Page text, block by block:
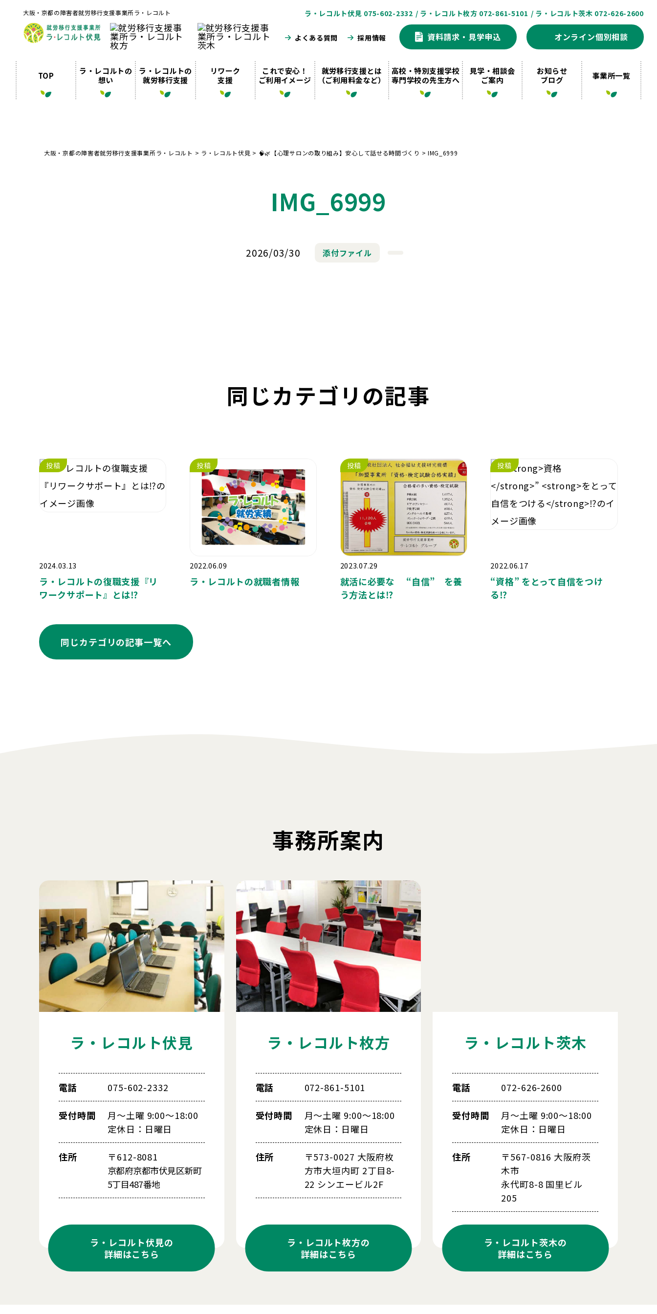
大阪・京都の障害者就労移行支援事業所ラ・レコルト ラ・レコルト伏見 075-602-2332 / ラ・レコルト枚方 072-861-5101 / ラ・レコルト茨木 072-626-2600
よくある質問 採用情報 資料請求・見学申込 オンライン個別相談
TOP
ラ・レコルトの
想い
ラ・レコルトの
就労移行支援
リワーク
支援
これで安心！
ご利用イメージ
就労移行支援とは
（ご利用料金など）
高校・特別支援学校
専門学校の先生方へ
見学・相談会
ご案内
お知らせ
ブログ
事業所一覧
大阪・京都の障害者就労移行支援事業所ラ・レコルト > ラ・レコルト伏見 > 🧠🌿【心理サロンの取り組み】安心して話せる時間づくり > IMG_6999
IMG_6999
2026/03/30 添付ファイル
同じカテゴリの記事
投稿
2024.03.13
ラ・レコルトの復職支援『リ
ワークサポート』とは⁉️
投稿
2022.06.09
ラ・レコルトの就職者情報
投稿
2023.07.29
就活に必要な “自信” を養
う方法とは⁉️
投稿
2022.06.17
“資格” をとって自信をつけ
る⁉️
同じカテゴリの記事⼀覧へ
事務所案内
ラ・レコルト伏見
電話 075-602-2332
受付時間
月～土曜 9:00～18:00
定休日：日曜日
住所
〒612-8081
京都府京都市伏見区新町
5丁目487番地
ラ・レコルト伏見の
詳細はこちら
ラ・レコルト枚方
電話 072-861-5101
受付時間
月～土曜 9:00～18:00
定休日：日曜日
住所
〒573-0027 大阪府枚
方市大垣内町 2丁目8-
22 シンエービル2F
ラ・レコルト枚方の
詳細はこちら
ラ・レコルト茨木
電話 072-626-2600
受付時間
月～土曜 9:00～18:00
定休日：日曜日
住所
〒567-0816 大阪府茨
木市
永代町8-8 国里ビル
205
ラ・レコルト茨木の
詳細はこちら